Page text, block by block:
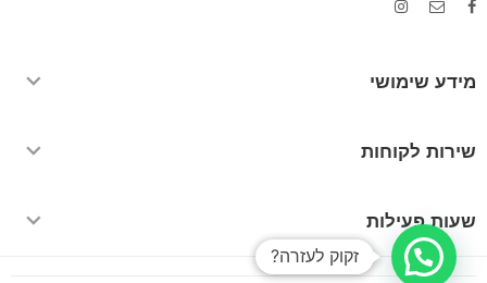
מידע שימושי
שירות לקוחות
שעות פעילות
זקוק לעזרה?